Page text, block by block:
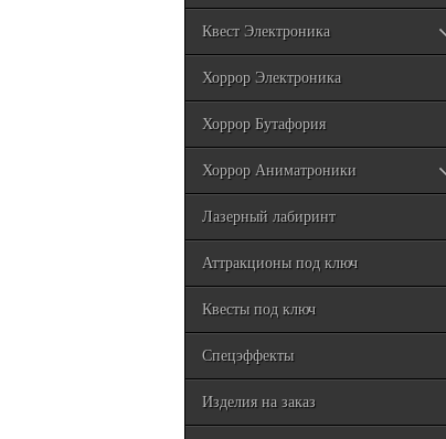
Квест Электроника
Хоррор Электроника
Хоррор Бутафория
Хоррор Аниматроники
Лазерный лабиринт
Аттракционы под ключ
Квесты под ключ
Спецэффекты
Изделия на заказ